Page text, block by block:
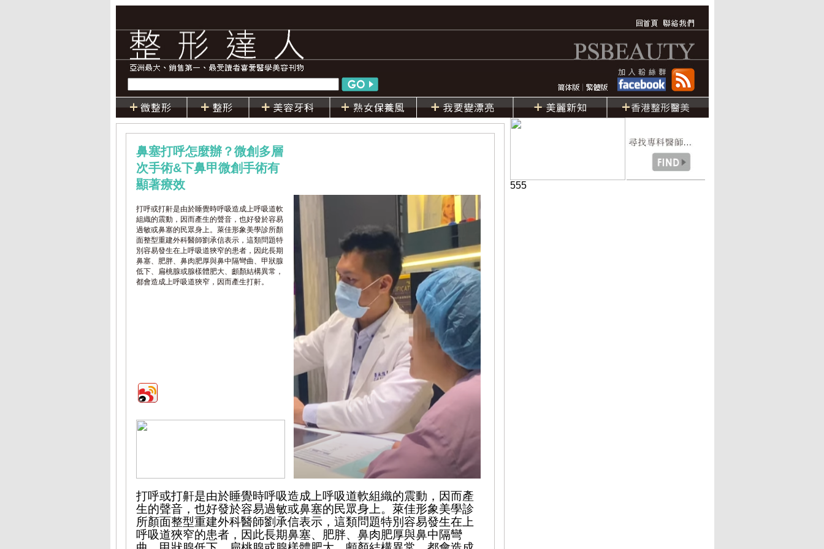
鼻塞打呼怎麼辦？微創多層
次手術&下鼻甲微創手術有
顯著療效
打呼或打鼾是由於睡覺時呼吸造成上呼吸道軟
組織的震動，因而產生的聲音，也好發於容易
過敏或鼻塞的民眾身上。萊佳形象美學診所顏
面整型重建外科醫師劉承信表示，這類問題特
別容易發生在上呼吸道狹窄的患者，因此長期
鼻塞、肥胖、鼻肉肥厚與鼻中隔彎曲、甲狀腺
低下、扁桃腺或腺樣體肥大、顱顏結構異常，
都會造成上呼吸道狹窄，因而產生打鼾。
打呼或打鼾是由於睡覺時呼吸造成上呼吸道軟組織的震動，因而產
生的聲音，也好發於容易過敏或鼻塞的民眾身上。萊佳形象美學診
所顏面整型重建外科醫師劉承信表示，這類問題特別容易發生在上
呼吸道狹窄的患者，因此長期鼻塞、肥胖、鼻肉肥厚與鼻中隔彎
555